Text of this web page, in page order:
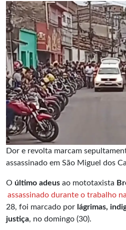
Dor e revolta marcam
assassinado em São Miguel dos
O último adeus ao mototaxista
assassinado durante o trabalho
28, foi marcado por lágrimas,
justiça, no domingo (30).